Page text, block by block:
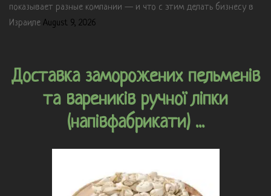
показывает разные компании — и что с этим делать бизнесу в
Израиле August 9, 2026
Доставка заморожених пельменів
та вареників ручної ліпки
(напівфабрикати) ...